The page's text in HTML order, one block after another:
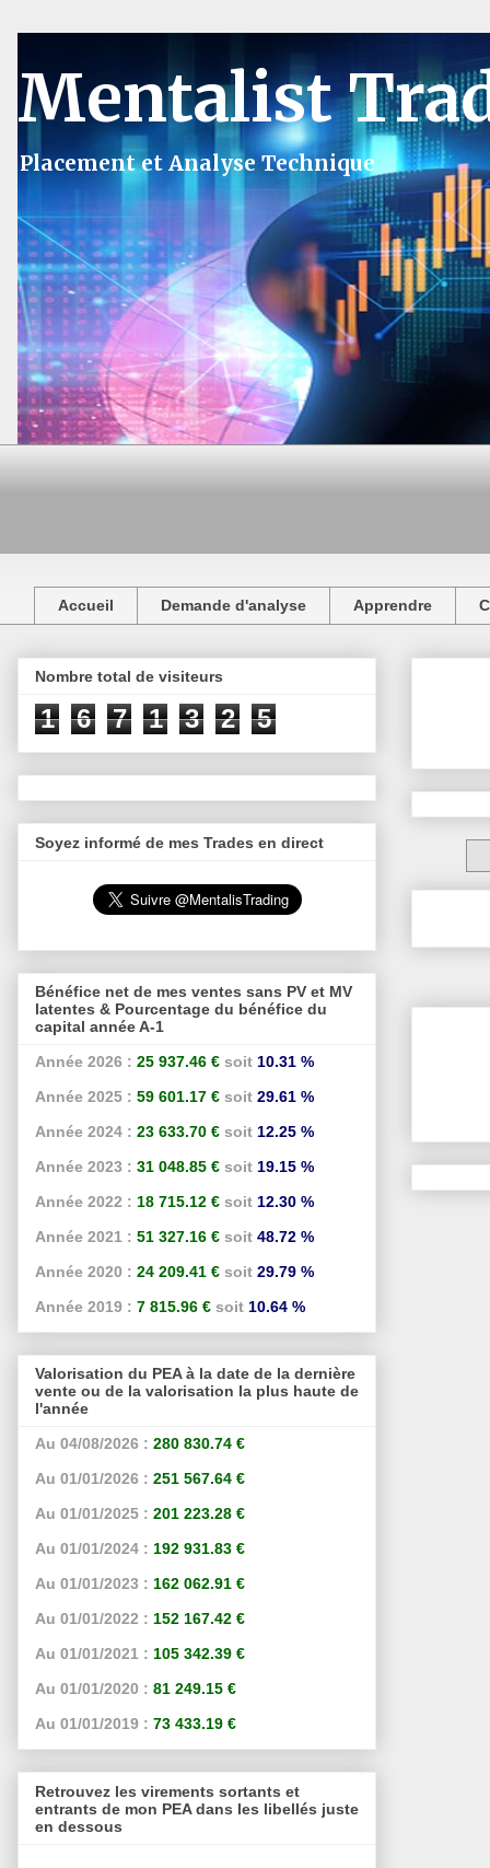
Mentalist
Placement et Analyse Technique
Accueil Demande d'analyse Apprendre
Nombre total de visiteurs
1 6 7 1 3 2 5
Soyez informé de mes Trades en direct
Bénéfice net de mes ventes sans PV et MV
latentes & Pourcentage du bénéfice du
capital année A-1
Année 2026 : 25 937.46 € soit 10.31 %
Année 2025 : 59 601.17 € soit 29.61 %
Année 2024 : 23 633.70 € soit 12.25 %
Année 2023 : 31 048.85 € soit 19.15 %
Année 2022 : 18 715.12 € soit 12.30 %
Année 2021 : 51 327.16 € soit 48.72 %
Année 2020 : 24 209.41 € soit 29.79 %
Année 2019 : 7 815.96 € soit 10.64 %
Valorisation du PEA à la date de la dernière
vente ou de la valorisation la plus haute de
l'année
Au 04/08/2026 : 280 830.74 €
Au 01/01/2026 : 251 567.64 €
Au 01/01/2025 : 201 223.28 €
Au 01/01/2024 : 192 931.83 €
Au 01/01/2023 : 162 062.91 €
Au 01/01/2022 : 152 167.42 €
Au 01/01/2021 : 105 342.39 €
Au 01/01/2020 : 81 249.15 €
Au 01/01/2019 : 73 433.19 €
Retrouvez les virements sortants et
entrants de mon PEA dans les libellés juste
en dessous